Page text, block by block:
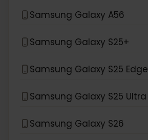
Samsung Galaxy A56
Samsung Galaxy S25+
Samsung Galaxy S25 Edge
Samsung Galaxy S25 Ultra
Samsung Galaxy S26